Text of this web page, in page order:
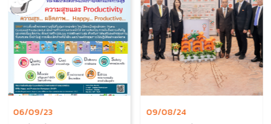
06/09/23
09/08/24